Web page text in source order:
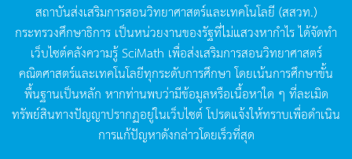
สถาบันส่งเสริมการสอนวิทยาศาสตร์และเทคโนโลยี (สสวท.)
กระทรวงศึกษาธิการ เป็นหน่วยงานของรัฐที่ไม่แสวงหากำไรได้จัดทำ
เว็บไซต์คลังความรู้SciMath เพื่อส่งเสริมการสอนวิทยาศาสตร์
คณิตศาสตร์และเทคโนโลยีทุกระดับการศึกษา โดยเน้นการศึกษาขั้น
พื้นฐานเป็นหลัก หากท่านพบว่ามีข้อมูลหรือเนื้อหาใด ๆ ที่ละเมิด
ทรัพย์สินทางปัญญาปรากฏอยู่ในเว็บไซต์โปรดแจ้งให้ทราบเพื่อดำเนิน
การแก้ปัญหาดังกล่าวโดยเร็วที่สุด